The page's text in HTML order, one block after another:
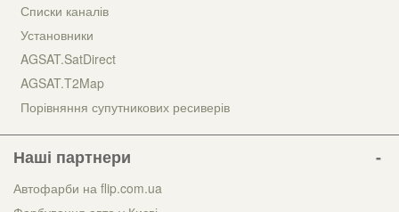
Списки каналів
Установники
AGSAT.SatDirect
AGSAT.T2Map
Порівняння супутникових ресиверів
Наші партнери
Автофарби на flip.com.ua